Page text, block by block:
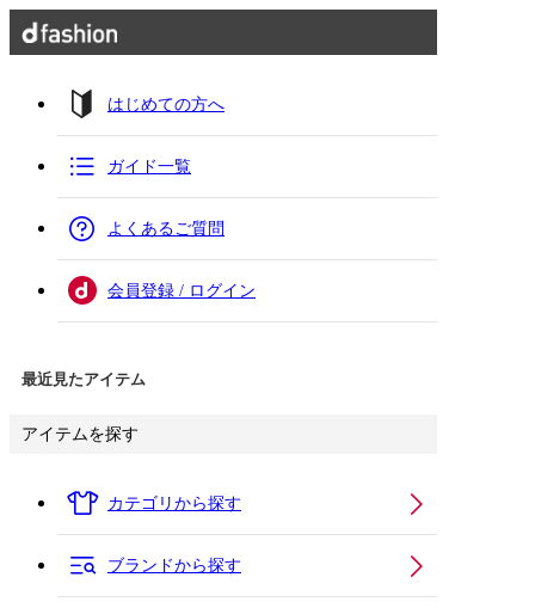
はじめての方へ
ガイド一覧
よくあるご質問
会員登録 / ログイン
最近見たアイテム
アイテムを探す
カテゴリから探す
ブランドから探す